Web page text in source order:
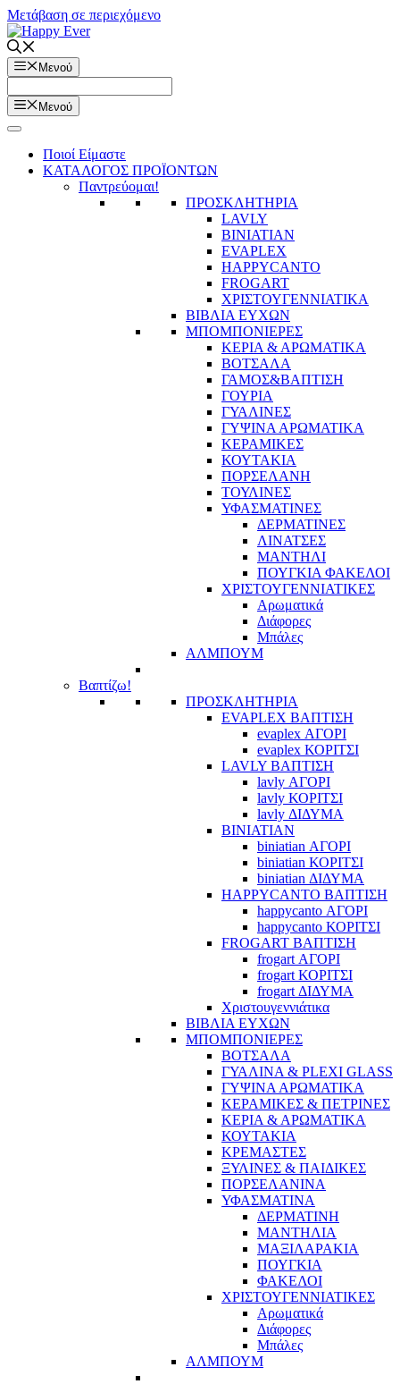
Μετάβαση σε περιεχόμενο
Μενού
Μενού
Ποιοί Είμαστε
ΚΑΤΑΛΟΓΟΣ ΠΡΟΪΟΝΤΩΝ
Παντρεύομαι!
ΠΡΟΣΚΛΗΤΗΡΙΑ
LAVLY
BINIATIAN
EVAPLEX
HAPPYCANTO
FROGART
ΧΡΙΣΤΟΥΓΕΝΝΙΑΤΙΚΑ
ΒΙΒΛΙΑ ΕΥΧΩΝ
ΜΠΟΜΠΟΝΙΕΡΕΣ
ΚΕΡΙΑ & ΑΡΩΜΑΤΙΚΑ
ΒΟΤΣΑΛΑ
ΓΑΜΟΣ&ΒΑΠΤΙΣΗ
ΓΟΥΡΙΑ
ΓΥΑΛΙΝΕΣ
ΓΥΨΙΝΑ ΑΡΩΜΑΤΙΚΑ
ΚΕΡΑΜΙΚΕΣ
ΚΟΥΤΑΚΙΑ
ΠΟΡΣΕΛΑΝΗ
ΤΟΥΛΙΝΕΣ
ΥΦΑΣΜΑΤΙΝΕΣ
ΔΕΡΜΑΤΙΝΕΣ
ΛΙΝΑΤΣΕΣ
ΜΑΝΤΗΛΙ
ΠΟΥΓΚΙΑ ΦΑΚΕΛΟΙ
ΧΡΙΣΤΟΥΓΕΝΝΙΑΤΙΚΕΣ
Αρωματικά
Διάφορες
Μπάλες
ΑΛΜΠΟΥΜ
Βαπτίζω!
ΠΡΟΣΚΛΗΤΗΡΙΑ
EVAPLEX ΒΑΠΤΙΣΗ
evaplex ΑΓΟΡΙ
evaplex ΚΟΡΙΤΣΙ
LAVLY ΒΑΠΤΙΣΗ
lavly ΑΓΟΡΙ
lavly ΚΟΡΙΤΣΙ
lavly ΔΙΔΥΜΑ
BINIATIAN
biniatian ΑΓΟΡΙ
biniatian ΚΟΡΙΤΣΙ
biniatian ΔΙΔΥΜΑ
HAPPYCANTO ΒΑΠΤΙΣΗ
happycanto ΑΓΟΡΙ
happycanto ΚΟΡΙΤΣΙ
FROGART ΒΑΠΤΙΣΗ
frogart ΑΓΟΡΙ
frogart ΚΟΡΙΤΣΙ
frogart ΔΙΔΥΜΑ
Χριστουγεννιάτικα
ΒΙΒΛΙΑ ΕΥΧΩΝ
ΜΠΟΜΠΟΝΙΕΡΕΣ
ΒΟΤΣΑΛΑ
ΓΥΑΛΙΝΑ & PLEXI GLASS
ΓΥΨΙΝΑ ΑΡΩΜΑΤΙΚΑ
ΚΕΡΑΜΙΚΕΣ & ΠΕΤΡΙΝΕΣ
ΚΕΡΙΑ & ΑΡΩΜΑΤΙΚΑ
ΚΟΥΤΑΚΙΑ
ΚΡΕΜΑΣΤΕΣ
ΞΥΛΙΝΕΣ & ΠΑΙΔΙΚΕΣ
ΠΟΡΣΕΛΑΝΙΝΑ
ΥΦΑΣΜΑΤΙΝA
ΔΕΡΜΑΤΙΝΗ
ΜΑΝΤΗΛΙΑ
ΜΑΞΙΛΑΡΑΚΙΑ
ΠΟΥΓΚΙΑ
ΦΑΚΕΛΟΙ
ΧΡΙΣΤΟΥΓΕΝΝΙΑΤΙΚΕΣ
Αρωματικά
Διάφορες
Μπάλες
ΑΛΜΠΟΥΜ